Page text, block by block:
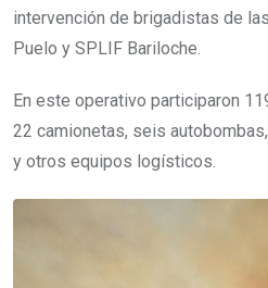
intervención de brigadistas de
Puelo y SPLIF Bariloche.
En este operativo participaron
22 camionetas, seis
y otros equipos logísticos.